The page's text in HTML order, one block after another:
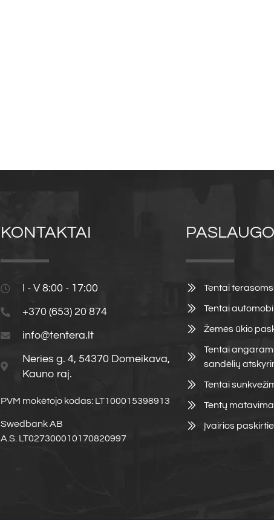
KONTAKTAI
I - V 8:00 - 17:00
+370 (653) 20 874
info@tentera.lt
Neries g. 4, 54370 Domeikava,
Kauno raj.
PVM mokėtojo kodas: LT100015398913
Swedbank AB
A.S. LT027300010170820997
Tentai
Tentai
Žemės ūkio
Tentai
sandėlių
Tentai
Tentų
Įvairios